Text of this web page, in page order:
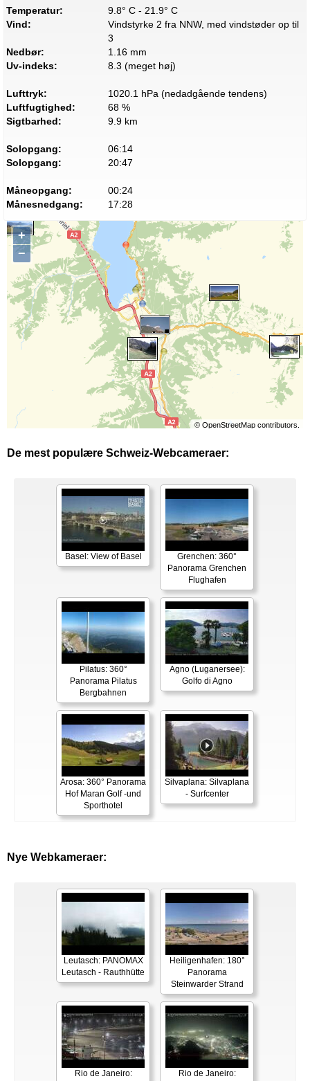
Temperatur:
9.8° C - 21.9° C
Vind:
Vindstyrke 2 fra NNW, med vindstøder op til
3
Nedbør:
1.16 mm
Uv-indeks:
8.3 (meget høj)
Lufttryk:
1020.1 hPa (nedadgående tendens)
Luftfugtighed:
68 %
Sigtbarhed:
9.9 km
Solopgang:
06:14
Solopgang:
20:47
Måneopgang:
00:24
Månesnedgang:
17:28
+
−
© OpenStreetMapcontributors.
De mest populære Schweiz-Webcameraer:
Basel: View of Basel
Grenchen: 360°
Panorama Grenchen
Flughafen
Pilatus: 360°
Panorama Pilatus
Bergbahnen
Agno (Luganersee):
Golfo di Agno
Arosa: 360° Panorama
Hof Maran Golf -und
Sporthotel
Silvaplana: Silvaplana
- Surfcenter
Nye Webkameraer:
Leutasch: PANOMAX
Leutasch - Rauthhütte
Heiligenhafen: 180°
Panorama
Steinwarder Strand
Rio de Janeiro:
Rio de Janeiro: